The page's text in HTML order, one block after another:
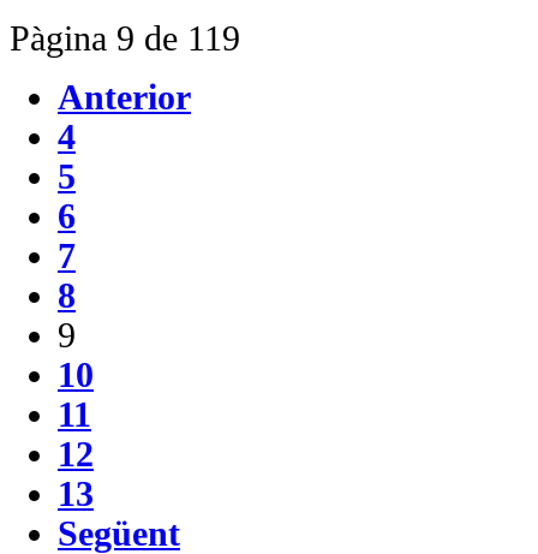
Pàgina 9 de 119
Anterior
4
5
6
7
8
9
10
11
12
13
Següent